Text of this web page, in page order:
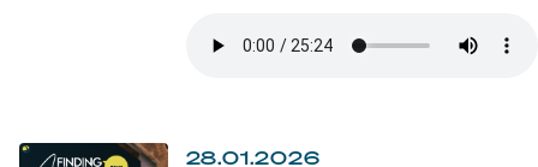
28.01.2026